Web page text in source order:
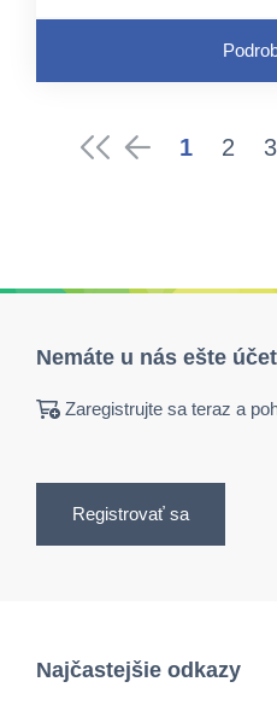
1 2 3
Nemáte u nás ešte
Zaregistrujte sa teraz a
Registrovať sa
Najčastejšie odkazy